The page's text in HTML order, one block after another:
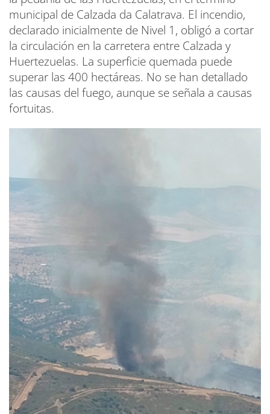
municipal de Calzada da Calatrava. El incendio,
declarado inicialmente de Nivel 1, obligó a cortar
la circulación en la carretera entre Calzada y
Huertezuelas. La superficie quemada puede
superar las 400 hectáreas. No se han detallado
las causas del fuego, aunque se señala a causas
fortuitas.